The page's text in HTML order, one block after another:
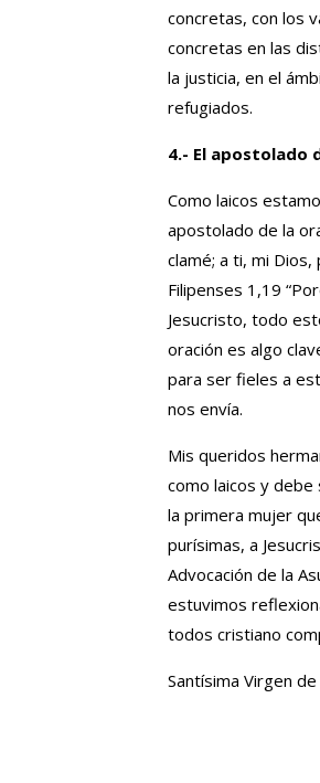
concretas, con los
concretas en las
la justicia, en el
refugiados.
4.- El apostolado
Como laicos
apostolado de la
clamé; a ti, mi
Filipenses 1,19
Jesucristo, todo
oración es algo
para ser fieles a
nos envía.
Mis queridos
como laicos y debe
la primera mujer
purísimas, a
Advocación de la
estuvimos
todos cristiano
Santísima Virgen